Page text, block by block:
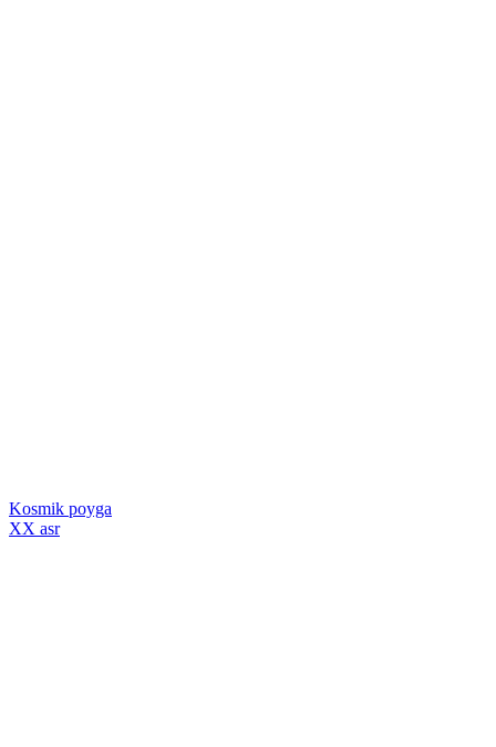
Kosmik poyga
XX asr